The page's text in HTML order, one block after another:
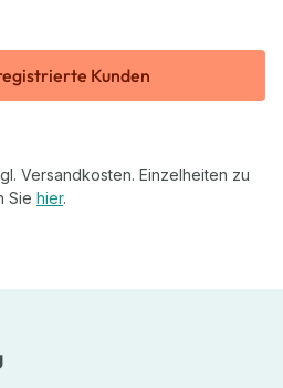
Kunden
Versandkosten. Einzelheiten zu
Sie hier.